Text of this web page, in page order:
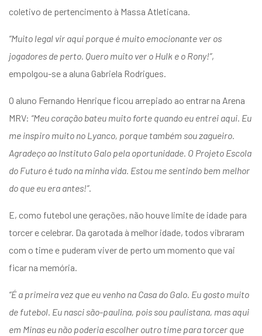
coletivo de pertencimento à Massa Atleticana.
“Muito legal vir aqui porque é muito emocionante ver os
jogadores de perto. Quero muito ver o Hulk e o Rony!”,
empolgou-se a aluna Gabriela Rodrigues.
O aluno Fernando Henrique ficou arrepiado ao entrar na Arena
MRV: “Meu coração bateu muito forte quando eu entrei aqui. Eu
me inspiro muito no Lyanco, porque também sou zagueiro.
Agradeço ao Instituto Galo pela oportunidade. O Projeto Escola
do Futuro é tudo na minha vida. Estou me sentindo bem melhor
do que eu era antes!”.
E, como futebol une gerações, não houve limite de idade para
torcer e celebrar. Da garotada à melhor idade, todos vibraram
com o time e puderam viver de perto um momento que vai
ficar na memória.
“É a primeira vez que eu venho na Casa do Galo. Eu gosto muito
de futebol. Eu nasci são-paulina, pois sou paulistana, mas aqui
em Minas eu não poderia escolher outro time para torcer que